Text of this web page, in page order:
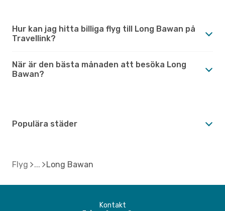
Hur kan jag hitta billiga flyg till Long Bawan på
Travellink?
När är den bästa månaden att besöka Long
Bawan?
Populära städer
Flyg Long Bawan
Kontakt